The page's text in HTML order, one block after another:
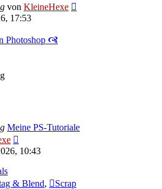
von KleineHexe
17:53
Photoshop 🙧
Meine PS-Tutoriale
Beitrag
10:43
& Blend,
Scrap